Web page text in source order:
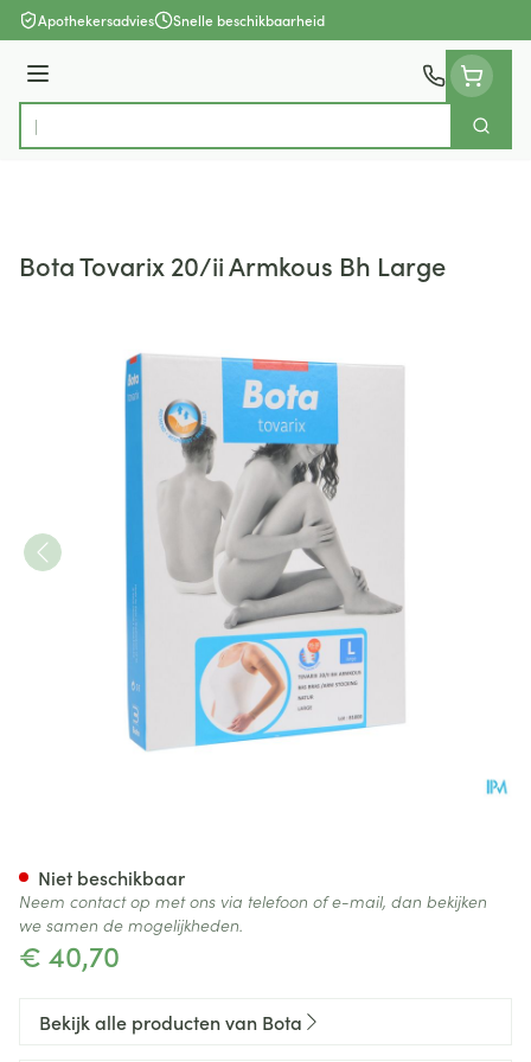
Ga naar de inhoud
Apothekersadvies Snelle beschikbaarheid
Menu
Product, merk, categorie...
Zoek
Bota Tovarix 20/ii Armkous Bh Large
€ 40,70
Niet beschikbaar
Neem contact op met ons via telefoon of e-mail, dan bekijken
we samen de mogelijkheden.
Bekijk alle producten van Bota